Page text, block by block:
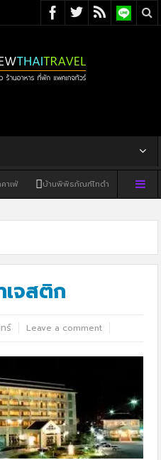
านพิพิธภัณฑ์ไทดำ บ้านหนองมะจับ
เจสติก
ร์ Leave a comment